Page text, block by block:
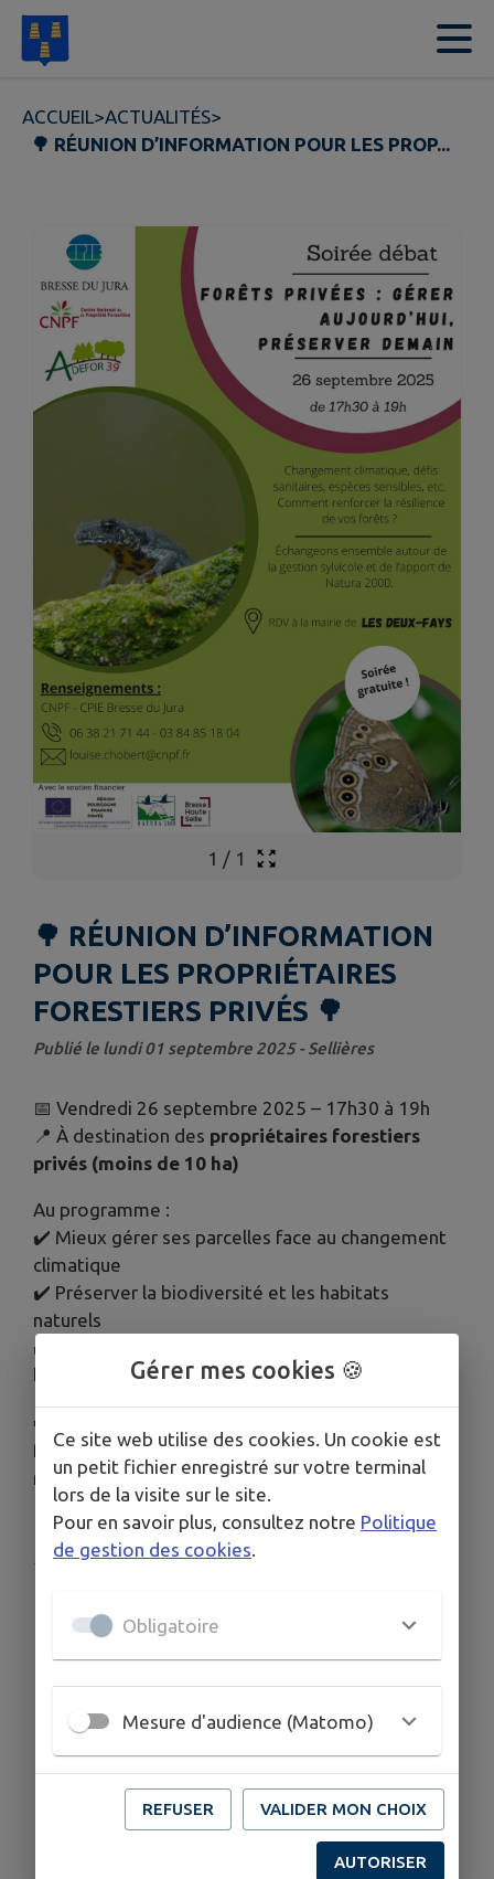
Contenu
ACCUEIL>ACTUALITÉS>
🌳 RÉUNION D’INFORMATION POUR LES PROP...
1 / 1
🌳 RÉUNION D’INFORMATION
POUR LES PROPRIÉTAIRES
FORESTIERS PRIVÉS 🌳
Publié le lundi 01 septembre 2025 - Sellières
📅 Vendredi 26 septembre 2025 – 17h30 à 19h
📍 À destination des propriétaires forestiers
privés (moins de 10 ha)
Au programme :
✔️ Mieux gérer ses parcelles face au changement
climatique
✔️ Préserver la biodiversité et les habitats
naturels
✔️ Accompagnement possible par
CPIE Bresse du Jura
➡️ Une rencontre pour valoriser durablement vos
forêts, en conciliant production et respect de la
nature.
Publié par Mairie de Sellières
Gérer mes cookies 🍪
Ce site web utilise des cookies. Un cookie est
un petit fichier enregistré sur votre terminal
lors de la visite sur le site.
Pour en savoir plus, consultez notre Politique
de gestion des cookies.
Obligatoire
Mesure d'audience (Matomo)
REFUSER VALIDER MON CHOIX
AUTORISER